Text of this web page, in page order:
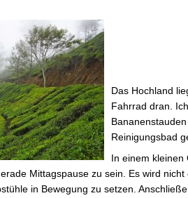
Das Hochland
Fahrrad dran.
Reinigungsbad
In einem kleinen
Mittagspause zu sein. Es wird
in Bewegung zu setzen.